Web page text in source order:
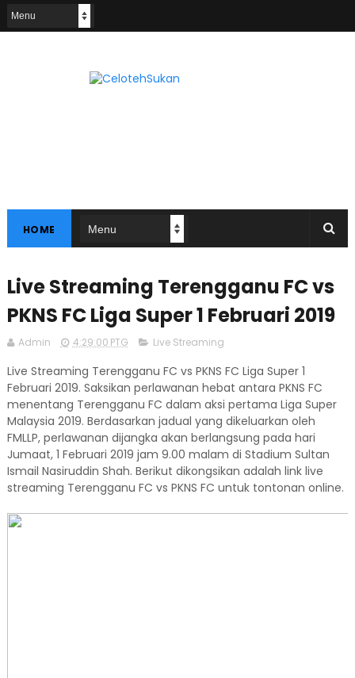
HOME
Live Streaming Terengganu FC vs
PKNS FC Liga Super 1 Februari 2019
Admin 4:29:00 PTG Live Streaming
Live Streaming Terengganu FC vs PKNS FC Liga Super 1
Februari 2019. Saksikan perlawanan hebat antara PKNS FC
menentang Terengganu FC dalam aksi pertama Liga Super
Malaysia 2019. Berdasarkan jadual yang dikeluarkan oleh
FMLLP, perlawanan dijangka akan berlangsung pada hari
Jumaat, 1 Februari 2019 jam 9.00 malam di Stadium Sultan
Ismail Nasiruddin Shah. Berikut dikongsikan adalah link live
streaming Terengganu FC vs PKNS FC untuk tontonan online.